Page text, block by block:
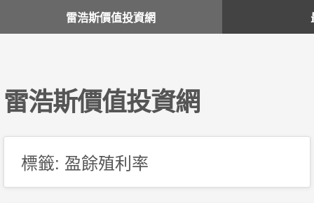
雷浩斯價值投資網
雷浩斯價值投資網
標籤: 盈餘殖利率